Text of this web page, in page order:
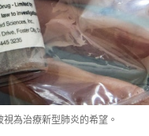
為治療新型肺炎的希望。